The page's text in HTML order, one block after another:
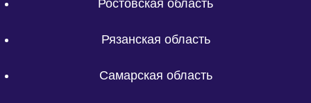
Ростовская область
Рязанская область
Самарская область